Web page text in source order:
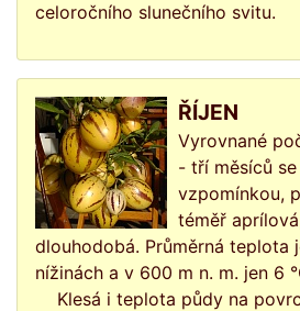
celoročního slunečního svitu.
ŘÍJEN
Vyrovnané
- tří měsíců
vzpomínkou,
téměř
dlouhodobá. Průměrná teplota
nížinách a v 600 m n. m. jen 6
Klesá i teplota půdy na